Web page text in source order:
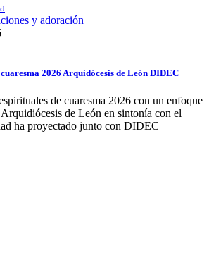
y adoración
2026 Arquidócesis de León DIDEC
de cuaresma 2026 con un enfoque
de León en sintonía con el
ha proyectado junto con DIDEC